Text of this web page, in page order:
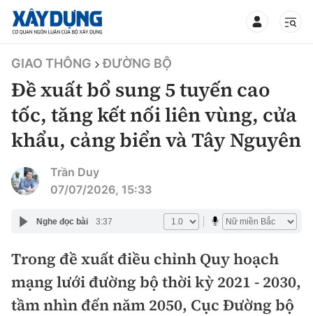
TIN BỘ XÂY DỰNG
CHUYÊN MỤC
Mới nhất
Thời sự
Chính trị
Xã hội
Xây dựng
Chỉ đạo điều hành
Giao thông
GIAO THÔNG ĐƯỜNG BỘ
Đề xuất bổ sung 5 tuyến cao
tốc, tăng kết nối liên vùng, cửa
khẩu, cảng biển và Tây Nguyên
Trần Duy
07/07/2026, 15:33
Nghe đọc bài 3:37
Trong đề xuất điều chỉnh Quy hoạch
mạng lưới đường bộ thời kỳ 2021 - 2030,
tầm nhìn đến năm 2050, Cục Đường bộ